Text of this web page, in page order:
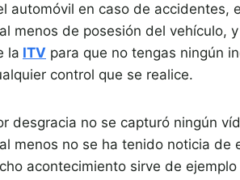
automóvil en caso de accidentes,
menos de posesión del vehículo,
la ITV para que no tengas ningún
control que se realice.
desgracia no se capturó ningún
menos no se ha tenido noticia de
acontecimiento sirve de